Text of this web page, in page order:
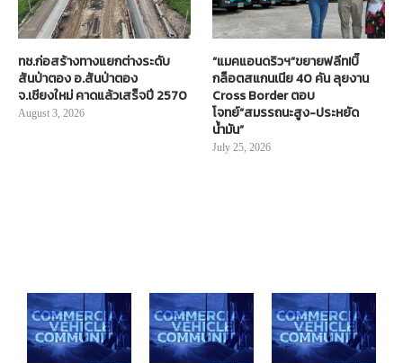
ทช.ก่อสร้างทางแยกต่างระดับ
สันป่าตอง อ.สันป่าตอง
จ.เชียงใหม่ คาดแล้วเสร็จปี 2570
August 3, 2026
“แมคแอนดริวฯ”ขยายฟลีท!บิ๊
กล็อตสแกนเนีย 40 คัน ลุยงาน
Cross Border ตอบ
โจทย์“สมรรถนะสูง-ประหยัด
น้ำมัน”
July 25, 2026